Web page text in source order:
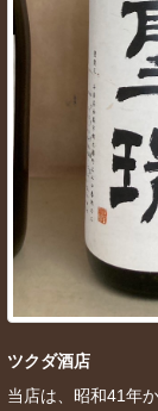
ツクダ酒店
当店は、昭和41年